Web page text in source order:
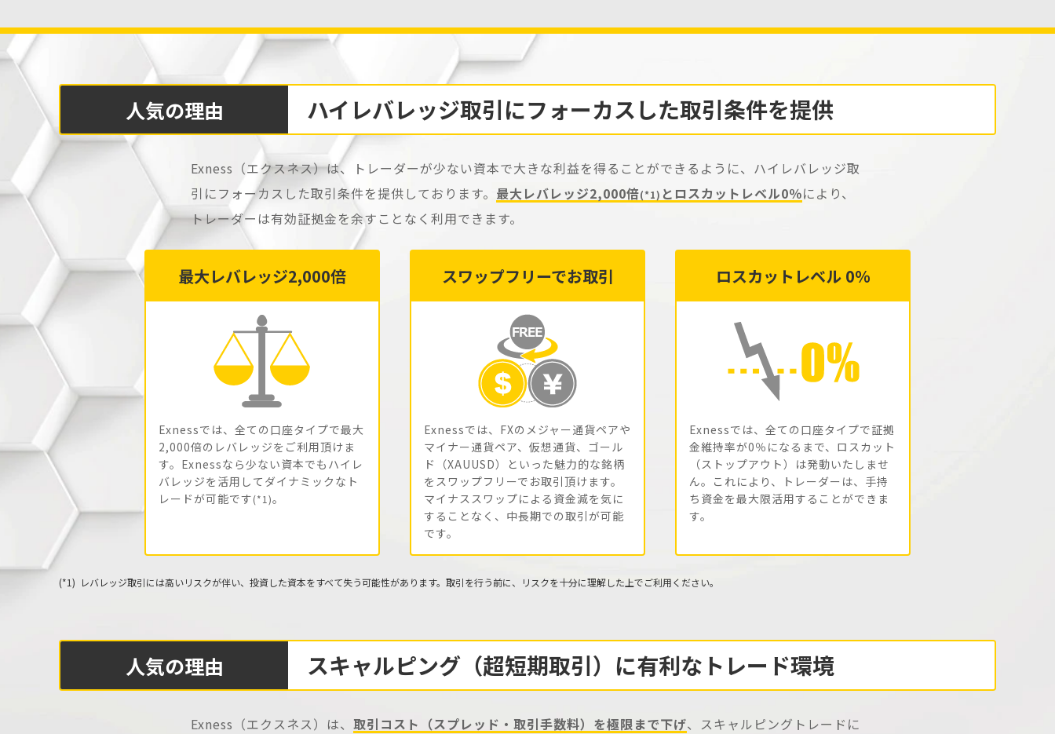
非製造業景況指数が発表される。ISM非製造業
Case1
人気の理由 ハイレバレッジ取引にフォーカスした取引条件を提供
Exness（エクスネス）は、トレーダーが少ない資本で大きな利益を得ることができるように、ハイレバレッジ取
引にフォーカスした取引条件を提供しております。 最大レバレッジ2,000倍(*1) とロスカットレベル0％により、
トレーダーは有効証拠金を余すことなく利用できます。
最大レバレッジ2,000倍
Exnessでは、全ての口座タイプで最大
2,000倍のレバレッジをご利用頂けま
す。Exnessなら少ない資本でもハイレ
バレッジを活用してダイナミックなト
レードが可能です(*1)。
スワップフリーでお取引
Exnessでは、FXのメジャー通貨ペアや
マイナー通貨ペア、仮想通貨、ゴール
ド（XAUUSD）といった魅力的な銘柄
をスワップフリーでお取引頂けます。
マイナススワップによる資金減を気に
することなく、中長期での取引が可能
です。
ロスカットレベル 0％
Exnessでは、全ての口座タイプで証拠
金維持率が0％になるまで、ロスカット
（ストップアウト）は発動いたしませ
ん。これにより、トレーダーは、手持
ち資金を最大限活用することができま
す。
レバレッジ取引には高いリスクが伴い、投資した資本をすべて失う可能性があります。取引を行う前に、リスクを十分に理解した上でご利用ください。
Case2
人気の理由 スキャルピング（超短期取引） に有利なトレード環境
Exness（エクスネス）は、 取引コスト（スプレッド・取引手数料）を極限まで下げ、 スキャルピングトレード に